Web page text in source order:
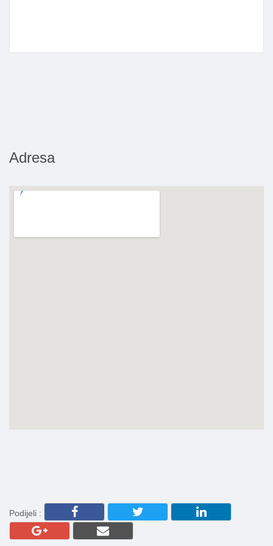
Adresa
Podijeli :